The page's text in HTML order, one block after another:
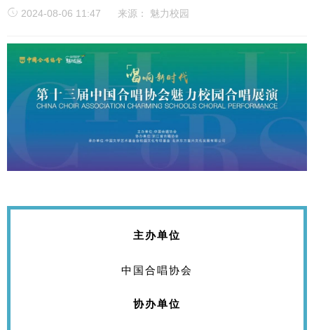
2024-08-06 11:47 来源： 魅力校园
主办单位
中国合唱协会
协办单位